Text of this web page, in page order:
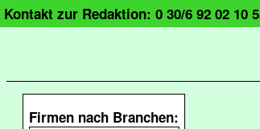
Kontakt zur Redaktion: 0 30/6 92 02 10
Firmen nach Branchen: